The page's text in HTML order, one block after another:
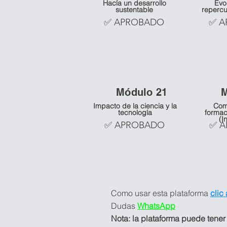
Hacía un desarrollo
sustentable
✅ APROBADO ✅
Impacto de la ciencia y la
tecnología
Módulo 21
✅ APROBADO ✅
Como usar esta plataforma clic
Dudas WhatsApp
Nota: la plataforma puede